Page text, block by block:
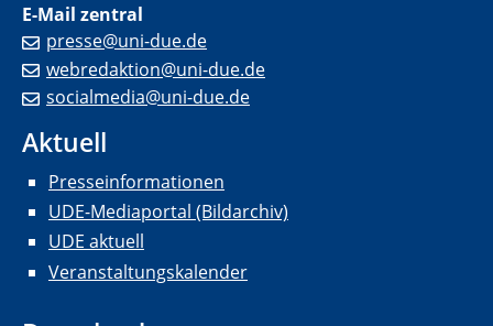
E-Mail zentral
presse@uni-due.de
webredaktion@uni-due.de
socialmedia@uni-due.de
Aktuell
Presseinformationen
UDE-Mediaportal (Bildarchiv)
UDE aktuell
Veranstaltungskalender